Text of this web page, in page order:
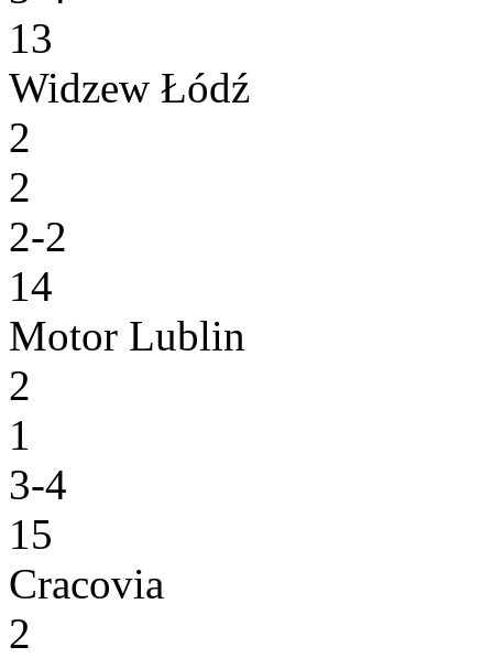
13
Widzew Łódź
2
2
2-2
14
Motor Lublin
2
1
3-4
15
Cracovia
2